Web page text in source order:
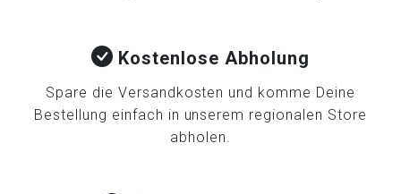
Kostenlose Abholung
Spare die Versandkosten und komme Deine
Bestellung einfach in unserem regionalen Store
abholen.